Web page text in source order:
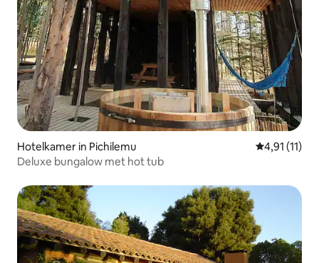
Hotelkamer in Pichilemu Gemiddelde
4,91 (11)
Deluxe bungalow met hot tub